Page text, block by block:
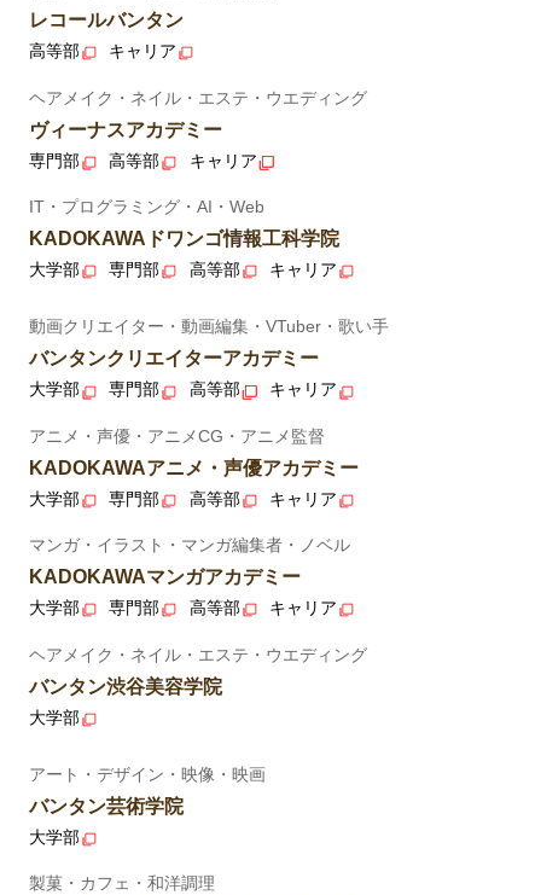
レコールバンタン
高等部 キャリア
ヘアメイク・ネイル・エステ・ウエディング
ヴィーナスアカデミー
専門部 高等部 キャリア
IT・プログラミング・AI・Web
KADOKAWAドワンゴ情報工科学院
大学部 専門部 高等部 キャリア
動画クリエイター・動画編集・VTuber・歌い手
バンタンクリエイターアカデミー
大学部 専門部 高等部 キャリア
アニメ・声優・アニメCG・アニメ監督
KADOKAWAアニメ・声優アカデミー
大学部 専門部 高等部 キャリア
マンガ・イラスト・マンガ編集者・ノベル
KADOKAWAマンガアカデミー
大学部 専門部 高等部 キャリア
ヘアメイク・ネイル・エステ・ウエディング
バンタン渋谷美容学院
大学部
アート・デザイン・映像・映画
バンタン芸術学院
大学部
製菓・カフェ・和洋調理